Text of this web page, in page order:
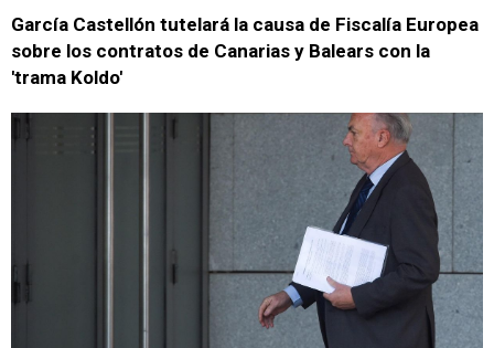
García Castellón tutelará la causa de Fiscalía Europea
sobre los contratos de Canarias y Balears con la
'trama Koldo'